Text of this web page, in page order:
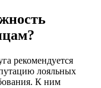
рекомендуется
лояльных
К ним